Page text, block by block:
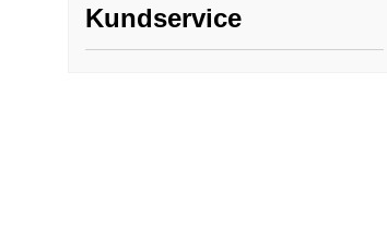
Kundservice